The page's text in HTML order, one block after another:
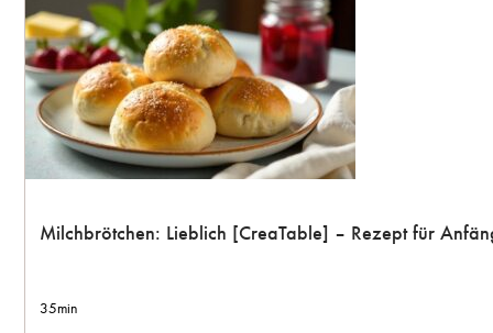
Milchbrötchen: Lieblich [CreaTable] – Rezept für
35min